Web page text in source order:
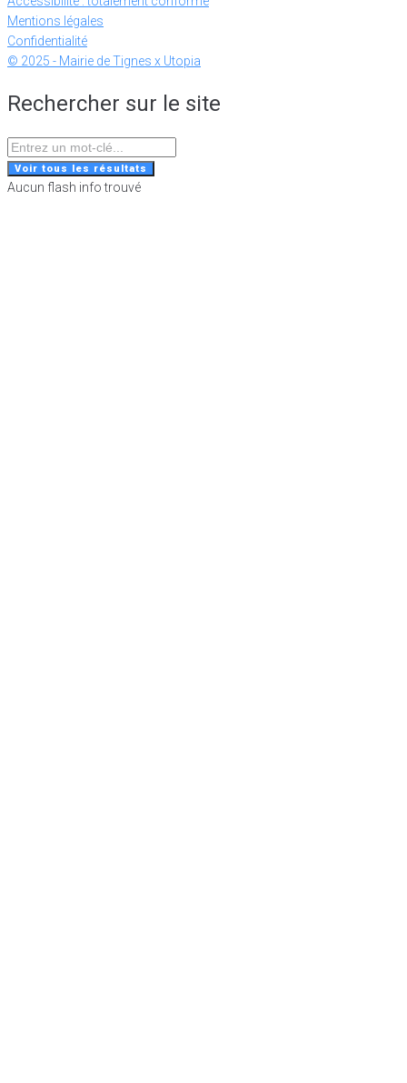
Mentions légales
Confidentialité
© 2025 - Mairie de Tignes x Utopia
Rechercher sur le site
Search
...Voir tous les résultats
Aucun flash info trouvé